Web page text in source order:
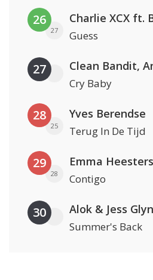
26
27
Charlie XCX ft.
Guess
27
Cry Baby
28
25
Yves Berendse
Terug In De Tijd
29
28
Emma
Contigo
30 Alok & Jess
Summer's Back